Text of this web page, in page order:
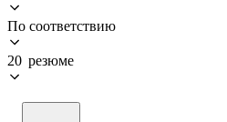
По соответствию
20 резюме